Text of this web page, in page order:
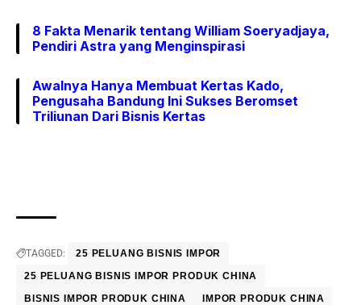
8 Fakta Menarik tentang William Soeryadjaya,
Pendiri Astra yang Menginspirasi
Awalnya Hanya Membuat Kertas Kado,
Pengusaha Bandung Ini Sukses Beromset
Triliunan Dari Bisnis Kertas
TAGGED:
25 PELUANG BISNIS IMPOR
25 PELUANG BISNIS IMPOR PRODUK CHINA
BISNIS IMPOR PRODUK CHINA
IMPOR PRODUK CHINA